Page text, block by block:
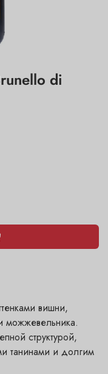
di
вишни,
можжевельника.
структурой,
танинами и долгим